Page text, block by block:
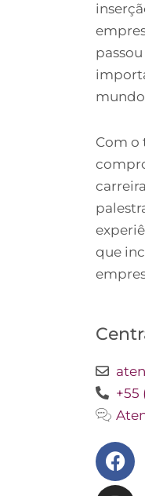
Com o
que
+55